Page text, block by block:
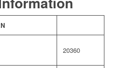
20360